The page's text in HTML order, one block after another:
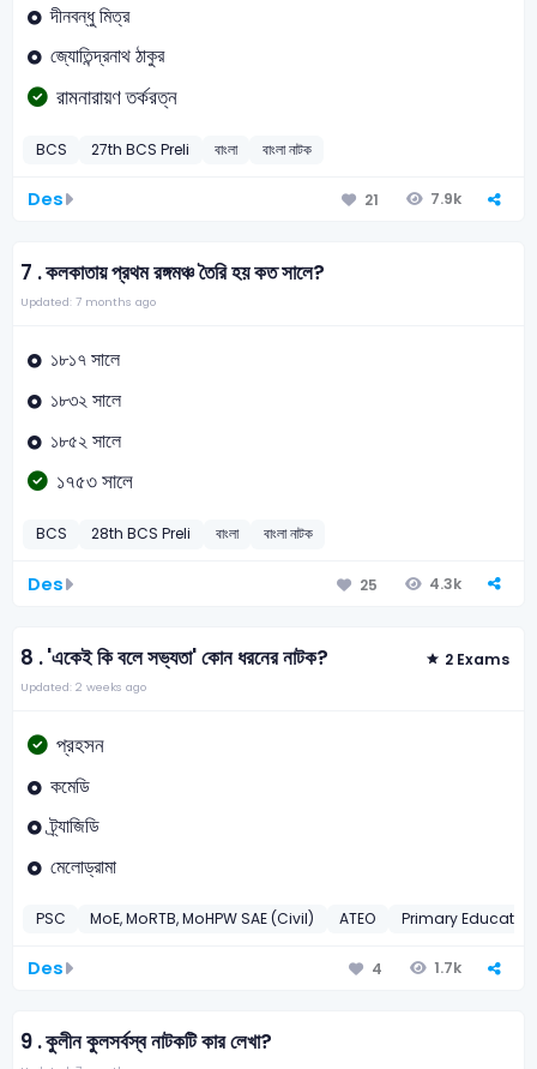
দীনবন্ধু মিত্র
জ্যোতিন্দ্রনাথ ঠাকুর
রামনারায়ণ তর্করত্ন
BCS 27th BCS Preli বাংলা বাংলা নাটক
Des 21 7.9k
7 .কলকাতায় প্রথম রঙ্গমঞ্চ তৈরি হয় কত সালে?
Updated: 7 months ago
১৮১৭ সালে
১৮৩২ সালে
১৮৫২ সালে
১৭৫৩ সালে
BCS 28th BCS Preli বাংলা বাংলা নাটক
Des 25 4.3k
8 .'একেই কি বলে সভ্যতা' কোন ধরনের নাটক? 2 Exams
Updated: 2 weeks ago
প্রহসন
কমেডি
ট্র্যাজিডি
মেলোড্রামা
PSC MoE, MoRTB, MoHPW SAE (Civil) ATEO Primary
Des 4 1.7k
9 .কুলীন কুলসর্বস্ব নাটকটি কার লেখা?